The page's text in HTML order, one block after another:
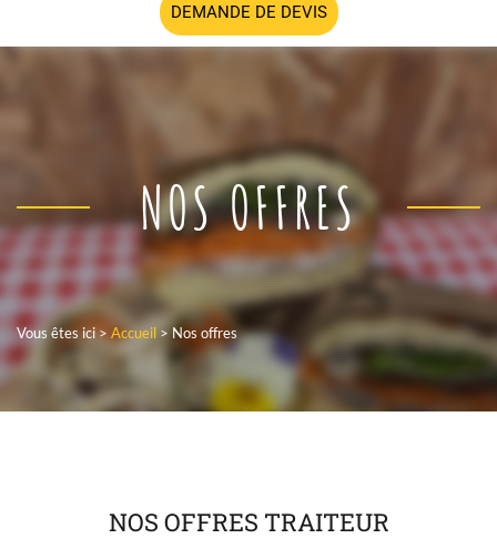
DEMANDE DE DEVIS
NOS OFFRES
Vous êtes ici > Accueil > Nos offres
NOS OFFRES TRAITEUR